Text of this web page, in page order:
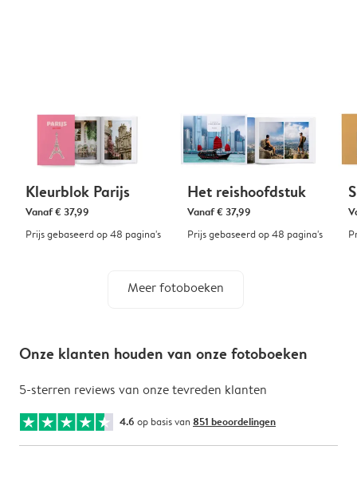
Kleurblok Parijs
Vanaf€ 37,99
Prijs gebaseerd op 48 pagina's
Het reishoofdstuk
Vanaf€ 37,99
Prijs gebaseerd op 48 pagina's
Meer fotoboeken
Onze klanten houden van onze fotoboeken
5-sterren reviews van onze tevreden klanten
4.6 op basis van 851 beoordelingen